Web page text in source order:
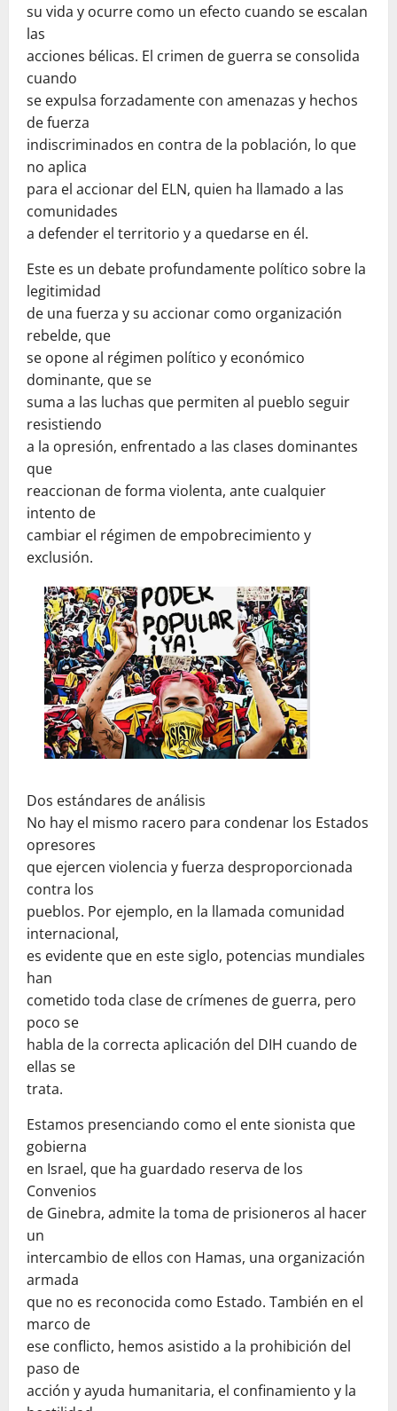
su vida y ocurre como un efecto cuando se escalan
las
acciones bélicas. El crimen de guerra se consolida
cuando
se expulsa forzadamente con amenazas y hechos
de fuerza
indiscriminados en contra de la población, lo que
no aplica
para el accionar del ELN, quien ha llamado a las
comunidades
a defender el territorio y a quedarse en él.
Este es un debate profundamente político sobre la
legitimidad
de una fuerza y su accionar como organización
rebelde, que
se opone al régimen político y económico
dominante, que se
suma a las luchas que permiten al pueblo seguir
resistiendo
a la opresión, enfrentado a las clases dominantes
que
reaccionan de forma violenta, ante cualquier
intento de
cambiar el régimen de empobrecimiento y
exclusión.
Dos estándares de análisis
No hay el mismo racero para condenar los Estados
opresores
que ejercen violencia y fuerza desproporcionada
contra los
pueblos. Por ejemplo, en la llamada comunidad
internacional,
es evidente que en este siglo, potencias mundiales
han
cometido toda clase de crímenes de guerra, pero
poco se
habla de la correcta aplicación del DIH cuando de
ellas se
trata.
Estamos presenciando como el ente sionista que
gobierna
en Israel, que ha guardado reserva de los
Convenios
de Ginebra, admite la toma de prisioneros al hacer
un
intercambio de ellos con Hamas, una organización
armada
que no es reconocida como Estado. También en el
marco de
ese conflicto, hemos asistido a la prohibición del
paso de
acción y ayuda humanitaria, el confinamiento y la